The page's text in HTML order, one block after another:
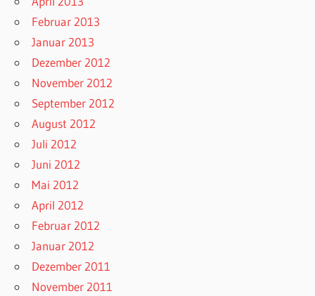
Februar 2013
Januar 2013
Dezember 2012
November 2012
September 2012
August 2012
Juli 2012
Juni 2012
Mai 2012
April 2012
Februar 2012
Januar 2012
Dezember 2011
November 2011